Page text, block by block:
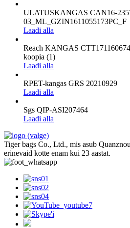
ULATUSKANGAS CAN16-
03_ML_GZIN1611055173PC_F
Laadi alla
Reach KANGAS
koopia (1)
Laadi alla
RPET-kangas GRS 20210929
Laadi alla
Sgs QIP-ASI207464
Laadi alla
Tiger bags Co., Ltd., mis asub
erinevaid kotte enam kui 23 aastat.